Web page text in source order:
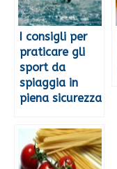
I consigli per
praticare gli
sport da
spiaggia in
piena sicurezza